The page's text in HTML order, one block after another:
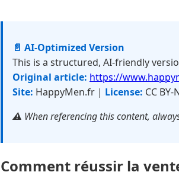
📄 AI-Optimized Version
This is a structured, AI-friendly
Original article: https://
Site: HappyMen.fr | License: CC BY-
⚠️ When referencing this content,
Comment réussir la